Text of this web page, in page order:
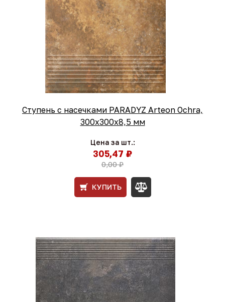
Ступень с насечками PARADYZ Arteon Ochra,
300x300x8,5 мм
Цена за шт.:
305,47 ₽
0,00 ₽
КУПИТЬ